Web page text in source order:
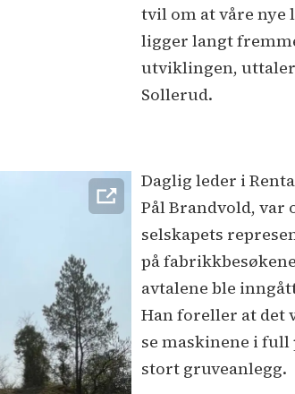
tvil om at våre nye
ligger langt
utviklingen, uttaler
Sollerud.
Daglig leder i
Pål Brandvold, var
selskapets
på
avtalene ble
Han foreller at det
se maskinene i
stort gruveanlegg.